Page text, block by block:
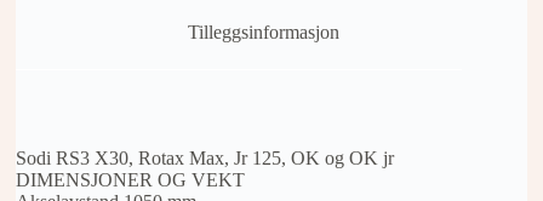
Tilleggsinformasjon
Sodi RS3 X30, Rotax Max, Jr 125, OK og OK jr
DIMENSJONER OG VEKT